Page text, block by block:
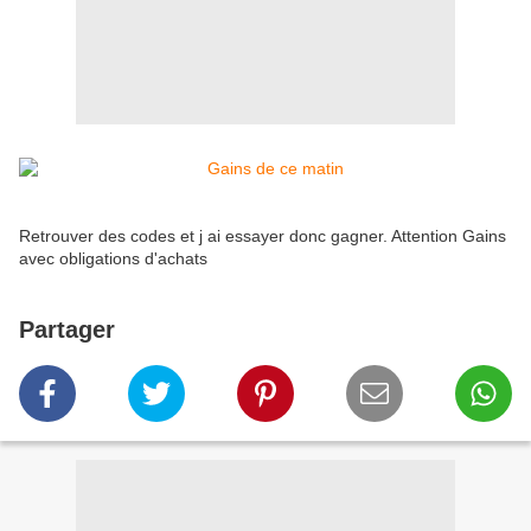
Retrouver des codes et j ai essayer donc gagner. Attention Gains
avec obligations d'achats
Partager